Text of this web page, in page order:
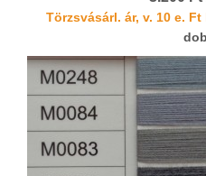
Törzsvásárl. ár, v. 10 e.